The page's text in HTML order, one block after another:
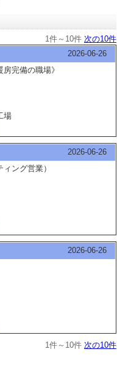
1件～10件 次の10件
2026-06-26
完備の職場》
場
2026-06-26
ング営業）
2026-06-26
1件～10件 次の10件